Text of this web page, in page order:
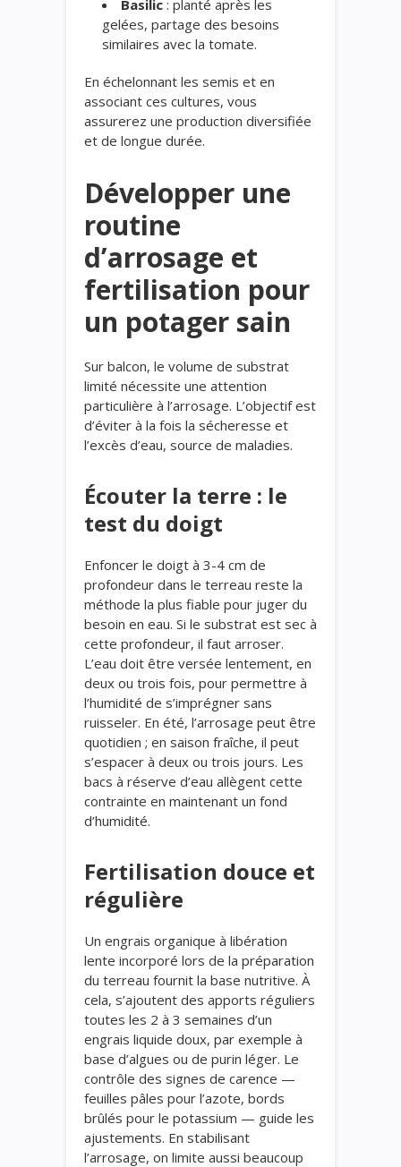
Basilic : planté après les
gelées, partage des besoins
similaires avec la tomate.
En échelonnant les semis et en
associant ces cultures, vous
assurerez une production diversifiée
et de longue durée.
Développer une
routine
d’arrosage et
fertilisation pour
un potager sain
Sur balcon, le volume de substrat
limité nécessite une attention
particulière à l’arrosage. L’objectif est
d’éviter à la fois la sécheresse et
l’excès d’eau, source de maladies.
Écouter la terre : le
test du doigt
Enfoncer le doigt à 3-4 cm de
profondeur dans le terreau reste la
méthode la plus fiable pour juger du
besoin en eau. Si le substrat est sec à
cette profondeur, il faut arroser.
L’eau doit être versée lentement, en
deux ou trois fois, pour permettre à
l’humidité de s’imprégner sans
ruisseler. En été, l’arrosage peut être
quotidien ; en saison fraîche, il peut
s’espacer à deux ou trois jours. Les
bacs à réserve d’eau allègent cette
contrainte en maintenant un fond
d’humidité.
Fertilisation douce et
régulière
Un engrais organique à libération
lente incorporé lors de la préparation
du terreau fournit la base nutritive. À
cela, s’ajoutent des apports réguliers
toutes les 2 à 3 semaines d’un
engrais liquide doux, par exemple à
base d’algues ou de purin léger. Le
contrôle des signes de carence —
feuilles pâles pour l’azote, bords
brûlés pour le potassium — guide les
ajustements. En stabilisant
l’arrosage, on limite aussi beaucoup